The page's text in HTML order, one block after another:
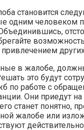
становится
одним человеком
в жалобе,
это будут
по работе с
Они приедут на
станет понятно,
жалобе или